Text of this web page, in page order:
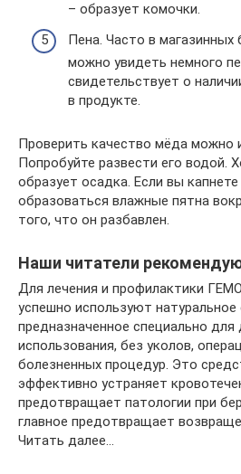
– образует комочки.
Пена. Часто в магазинных
можно увидеть немного
свидетельствует о
в продукте.
Проверить качество мёда можно
Попробуйте развести его водой.
образует осадка. Если вы капнете
образоваться влажные пятна
того, что он разбавлен.
Наши читатели
Для лечения и профилактики
успешно используют натуральное
предназначенное специально
использования, без уколов,
болезненных процедур. Это
эффективно устраняет
предотвращает патологии при
главное предотвращает
Читать далее…